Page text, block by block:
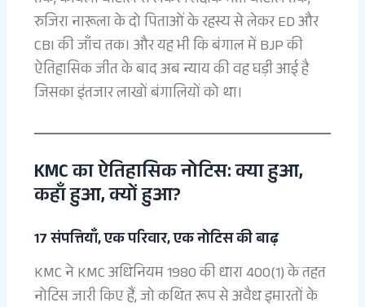
रुजिरा नारूला के दो पिताओं के रहस्य से लेकर ED और
CBI की जाँच तक। और यह भी कि बंगाल में BJP की
ऐतिहासिक जीत के बाद अब न्याय की वह घड़ी आई है
जिसका इंतजार लाखों बंगालियों को था।
KMC का ऐतिहासिक नोटिस: क्या हुआ,
कहाँ हुआ, क्यों हुआ?
17 संपत्तियाँ, एक परिवार, एक नोटिस की बाढ़
KMC ने KMC अधिनियम 1980 की धारा 400(1) के तहत
नोटिस जारी किए हैं, जो कथित रूप से अवैध इमारतों के